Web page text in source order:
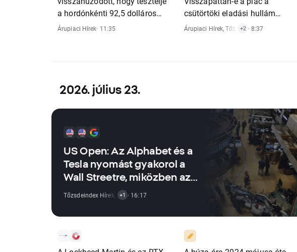
a hordónkénti 92,5 dolláros
szintet (2026. július 24.)
Árupiaci Hírek· 11:35
csütörtöki eladási hullám
után❓
Árupiaci Hírek,Tőzsdeindex Hírek
+2 · 8:37
2026. július 23.
US Open: Az Alphabet és a
Tesla nyomást gyakorol a
Wall Streetre, miközben az
olajárak újra aggodalmat
keltenek a befektetők
körében
Tőzsdeindex Hírek Részvénypiaci Hírek
+1 · 16:17